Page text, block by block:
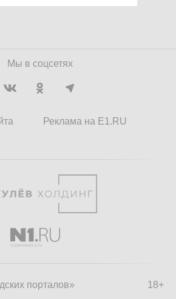
Мы в соцсетях
Реклама на E1.RU
18+
порталов»